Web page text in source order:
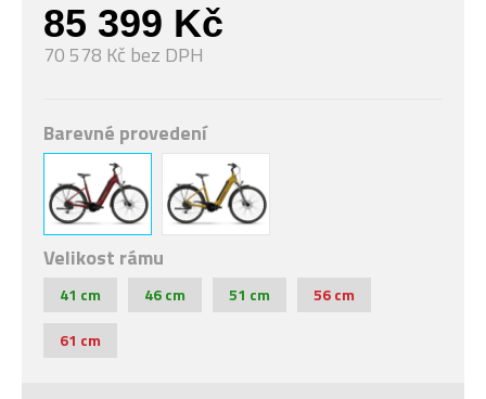
85 399 Kč
70 578 Kč bez DPH
Barevné provedení
Velikost rámu
41 cm 46 cm 51 cm
56 cm
61 cm